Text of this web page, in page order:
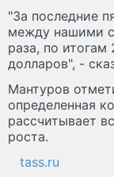
"За последние
между нашими
раза, по
долларов", -
Мантуров
определенная
рассчитывает
роста.
tass.ru